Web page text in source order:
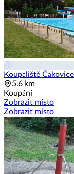
Koupaliště Čakovice
5.6 km
Koupání
Zobrazit místo
Zobrazit místo